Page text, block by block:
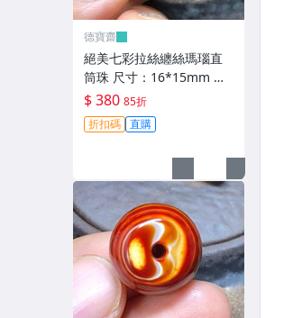
德寶齋
絕美七彩拉絲纏絲瑪瑙直
筒珠 尺寸：16*15mm 七
彩拉絲，螺旋上升，高瓷
料子， 天珠 瑪瑙 古玩 二
手【德寶齋】6346
$ 380 85折
折扣碼 直購